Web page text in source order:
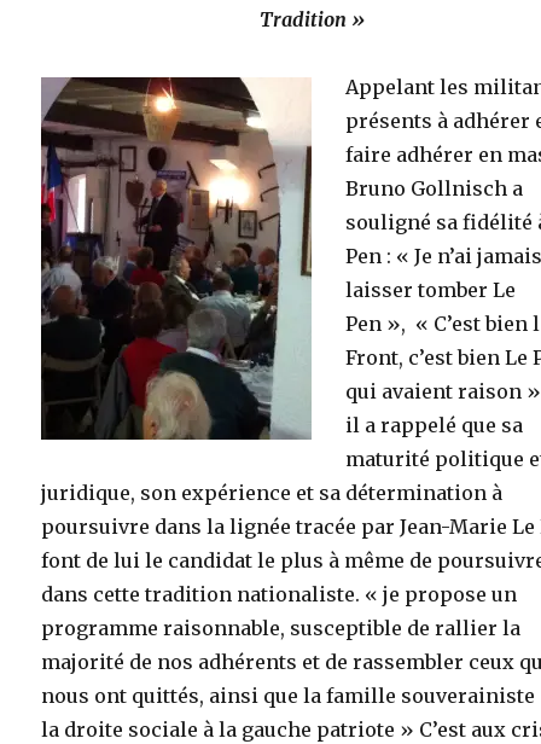
Tradition »
Appelant les
présents à adhérer
faire adhérer en
Bruno Gollnisch a
souligné sa fidélité
Pen : « Je n’ai
laisser tomber Le
Pen », « C’est bien
Front, c’est bien Le
qui avaient raison
il a rappelé que sa
maturité politique
juridique, son expérience et sa détermination à
poursuivre dans la lignée tracée par Jean-Marie Le
font de lui le candidat le plus à même de
dans cette tradition nationaliste. « je propose un
programme raisonnable, susceptible de rallier la
majorité de nos adhérents et de rassembler ceux
nous ont quittés, ainsi que la famille souverainiste
la droite sociale à la gauche patriote » C’est aux